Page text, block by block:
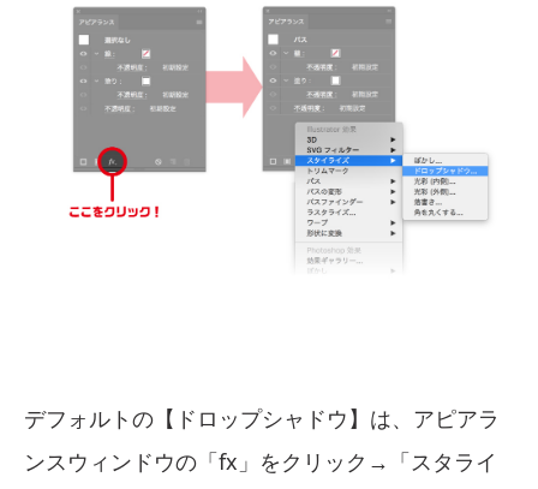
デフォルトの【ドロップシャドウ】は、アピアラ
ンスウィンドウの「fx」をクリック→「スタライ